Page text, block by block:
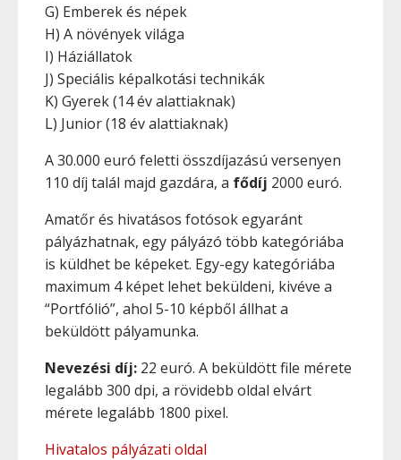
G) Emberek és népek
H) A növények világa
I) Háziállatok
J) Speciális képalkotási technikák
K) Gyerek (14 év alattiaknak)
L) Junior (18 év alattiaknak)
A 30.000 euró feletti összdíjazású versenyen
110 díj talál majd gazdára, a fődíj 2000 euró.
Amatőr és hivatásos fotósok egyaránt
pályázhatnak, egy pályázó több kategóriába
is küldhet be képeket. Egy-egy kategóriába
maximum 4 képet lehet beküldeni, kivéve a
“Portfólió”, ahol 5-10 képből állhat a
beküldött pályamunka.
Nevezési díj: 22 euró. A beküldött file mérete
legalább 300 dpi, a rövidebb oldal elvárt
mérete legalább 1800 pixel.
Hivatalos pályázati oldal